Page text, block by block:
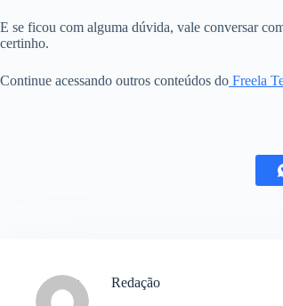
E se ficou com alguma dúvida, vale conversar
certinho.
Continue acessando outros conteúdos do Freela
Redação